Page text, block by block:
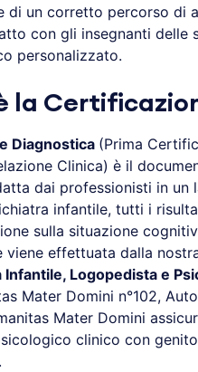
di un corretto percorso
con gli insegnanti delle
personalizzato.
la
Diagnostica (Prima
Clinica) è il
dai professionisti in
infantile, tutti i
sulla situazione
effettuata dalla
Logopedista e
Mater Domini n°102,
Mater Domini
clinico con